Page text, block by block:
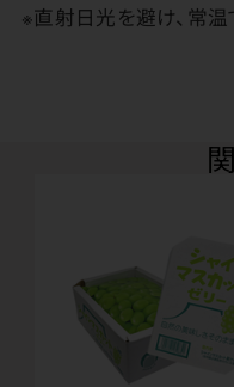
※直射日光を避け、常温